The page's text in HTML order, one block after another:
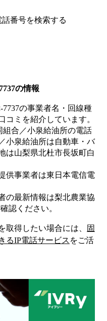
の情報
7737の事業者名・回線種
コミを紹介しています。
組合／小泉給油所の電話
小泉給油所は自動車・バ
は山梨県北杜市長坂町白
供事業者は東日本電信電
の最新情報は梨北農業協
認ください。
取得したい場合には、
固
るIP電話サービス をご活